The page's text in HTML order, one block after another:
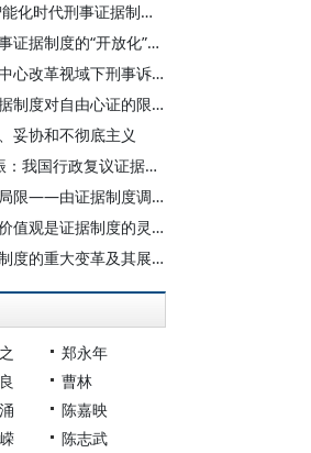
吕泽华 邓红林：智能化时代刑事证据制度的变革与应对
谢澍：数字时代刑事证据制度的“开放化”转型逻辑
吴洪淇：以审判为中心改革视域下刑事诉讼法再修改的基本路径
李凤鸣：论民国证据制度对自由心证的限制
妥协和不彻底主义
莫于川 王宇飞 雷振：我国行政复议证据制度的突出问题与完善路径
龙宗智：进步及其局限——由证据制度调整的观察
张永泉：客观真实价值观是证据制度的灵魂——对法律真实观的反思
汪建成：刑事证据制度的重大变革及其展开
郑永年
曹林
陈嘉映
陈志武